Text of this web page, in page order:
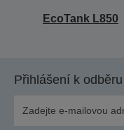
EcoTank L850
Přihlášení k